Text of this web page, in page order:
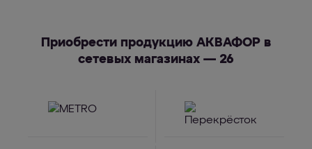
Приобрести продукцию АКВАФОР в
сетевых магазинах — 26